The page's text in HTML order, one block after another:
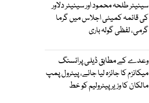
سینیٹر طلحہ محمود اور سینیٹر دلاور
کی قائمہ کمیٹی اجلاس میں گرما
گرمی، لفظی گولہ باری
وعدے کے مطابق ڈیلی پرائسنگ
میکانزم کا جائزہ لیا جائے، پیٹرول پمپ
مالکان کا وزیرپیٹرولیم کو خط